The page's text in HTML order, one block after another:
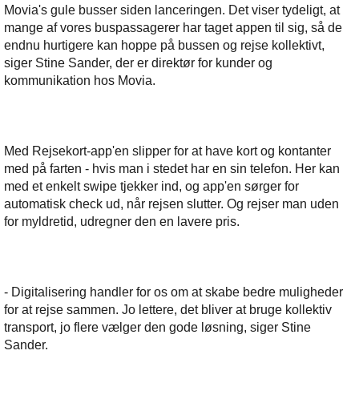
Movia's gule busser siden lanceringen. Det viser tydeligt, at
mange af vores buspassagerer har taget appen til sig, så de
endnu hurtigere kan hoppe på bussen og rejse kollektivt,
siger Stine Sander, der er direktør for kunder og
kommunikation hos Movia.
Med Rejsekort-app'en slipper for at have kort og kontanter
med på farten - hvis man i stedet har en sin telefon. Her kan
med et enkelt swipe tjekker ind, og app'en sørger for
automatisk check ud, når rejsen slutter. Og rejser man uden
for myldretid, udregner den en lavere pris.
- Digitalisering handler for os om at skabe bedre muligheder
for at rejse sammen. Jo lettere, det bliver at bruge kollektiv
transport, jo flere vælger den gode løsning, siger Stine
Sander.